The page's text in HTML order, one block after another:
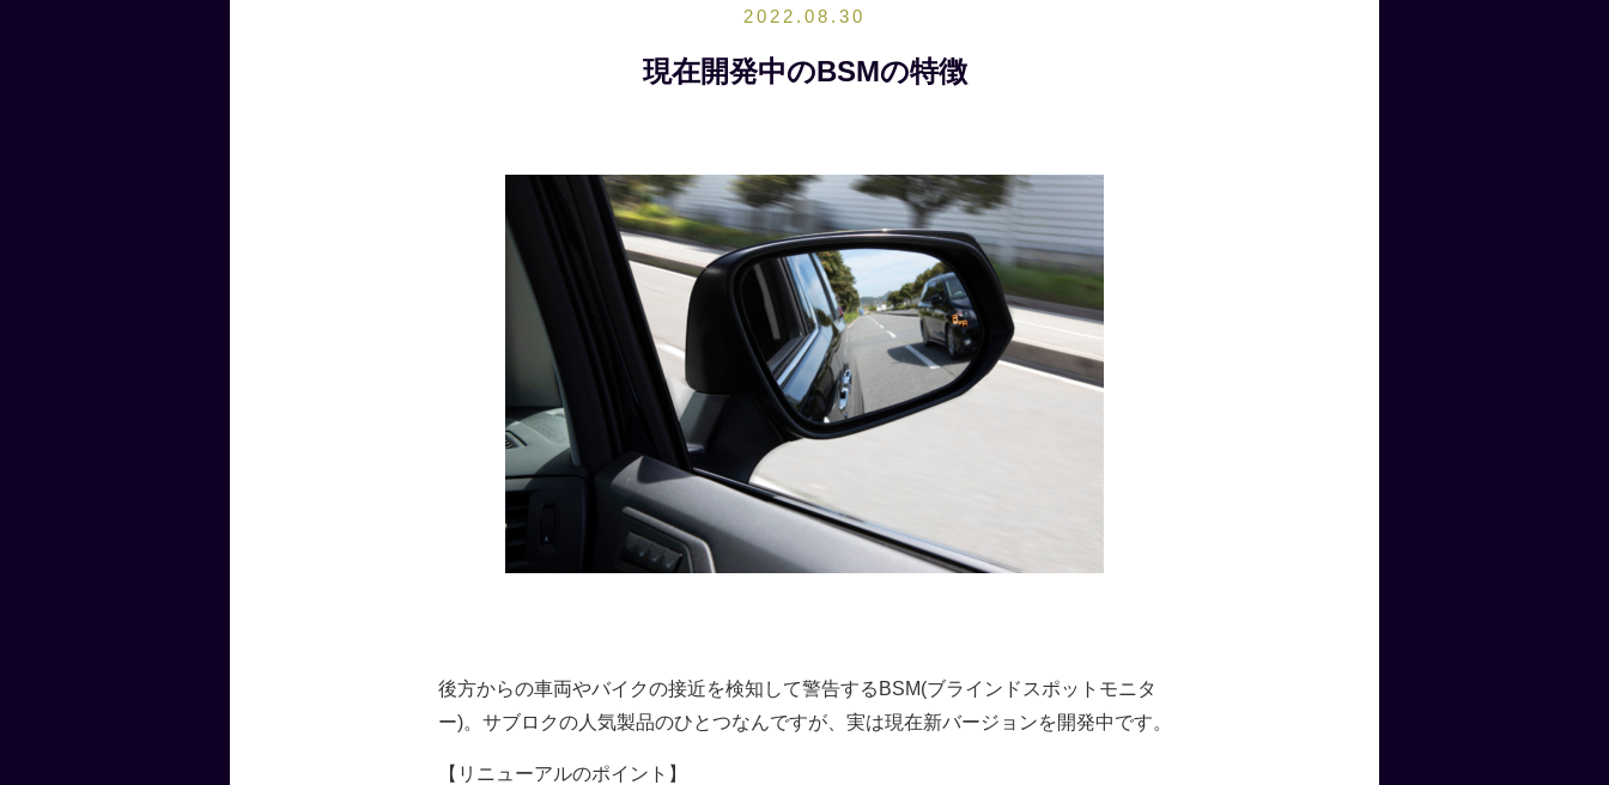
2022.08.30
現在開発中のBSMの特徴
後方からの車両やバイクの接近を検知して警告するBSM(ブラインドスポットモニタ
ー)。サブロクの人気製品のひとつなんですが、実は現在新バージョンを開発中です。
【リニューアルのポイント】